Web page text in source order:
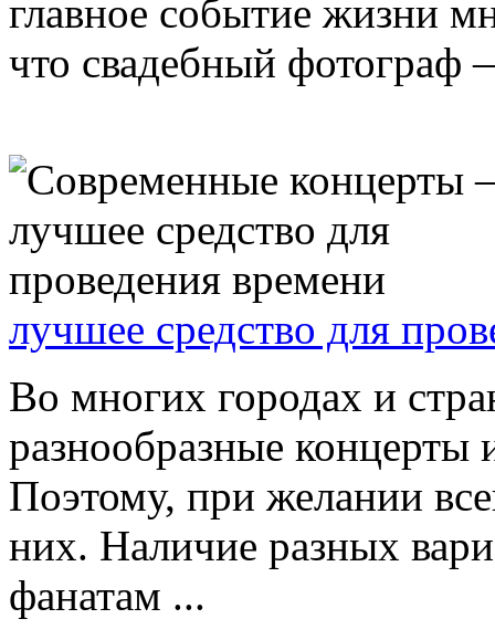
главное событие жизни
что свадебный фотограф
лучшее средство для
Во многих городах и
разнообразные концерты
Поэтому, при желании
них. Наличие разных
фанатам ...